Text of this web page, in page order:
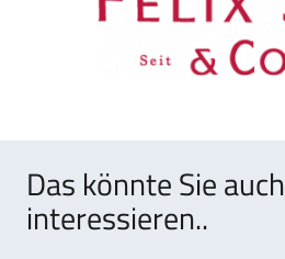
Das könnte Sie auch
interessieren..